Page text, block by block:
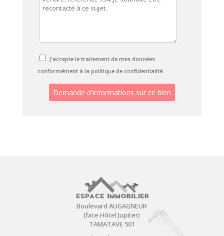
J'accepte le traitement de mes données
conformément à la politique de confidentialité.
Boulevard AUGAGNEUR
(face Hôtel Jupiter)
TAMATAVE 501